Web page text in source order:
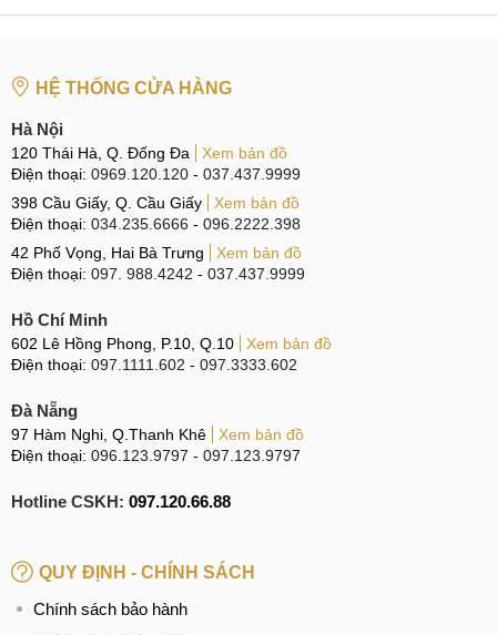
iQOO Neo 8
Vivo Màn hình iQOO Neo 9 (minh họa)
Hiệu năng
iQOO Neo 9 Racing mang trong mình con chip Snapdragon
8s Gen 3 mới nhất hứa hẹn cho hiệu năng vô cùng mạnh
mẽ. Kết hợp với RAM LPDDR5X và bộ nhớ trong UFS 4.0
hơn.
Camera
Neo 9 Racing còn có thêm cảm biến phụ và có thể quay
phim 8K siêu nét.
HỆ THỐNG CỬA HÀNG
Hà Nội
120 Thái Hà, Q. Đống Đa
Xem bản đồ
Điện thoại: 0969.120.120 - 037.437.9999
398 Cầu Giấy, Q. Cầu Giấy
Xem bản đồ
Điện thoại: 034.235.6666 - 096.2222.398
42 Phố Vọng, Hai Bà Trưng
Xem bản đồ
Điện thoại: 097. 988.4242 - 037.437.9999
Hồ Chí Minh
602 Lê Hồng Phong, P.10, Q.10
Xem bản đồ
Điện thoại: 097.1111.602 - 097.3333.602
Đà Nẵng
97 Hàm Nghi, Q.Thanh Khê
Xem bản đồ
Điện thoại: 096.123.9797 - 097.123.9797
Hotline CSKH: 097.120.66.88
QUY ĐỊNH - CHÍNH SÁCH
Chính sách bảo hành